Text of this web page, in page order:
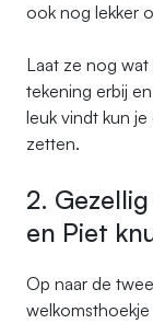
ook nog lekker
Laat ze nog
tekening erbij
leuk vindt kun
zetten.
2.
en Piet
Op naar de